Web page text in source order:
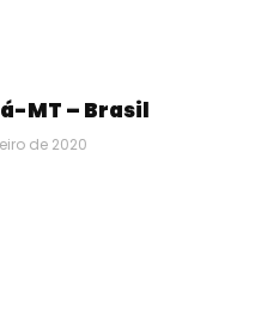
MT – Brasil
de 2020